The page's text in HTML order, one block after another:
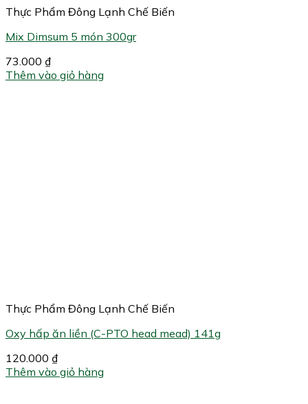
Thực Phẩm Đông Lạnh Chế Biến
Mix Dimsum 5 món 300gr
73.000 ₫
Thêm vào giỏ hàng
Thực Phẩm Đông Lạnh Chế Biến
Oxy hấp ăn liền (C-PTO head mead) 141g
120.000 ₫
Thêm vào giỏ hàng